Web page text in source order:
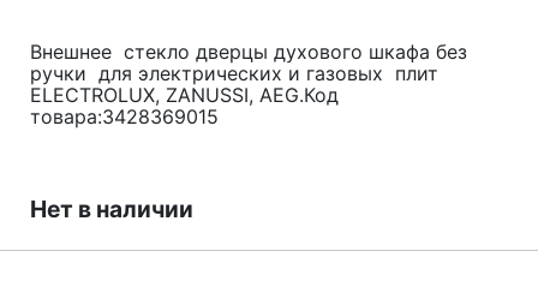
Внешнее стекло дверцы духового шкафа без
ручки для электрических и газовых плит
ELECTROLUX, ZANUSSI, AEG.Код
товара:3428369015
Нет в наличии